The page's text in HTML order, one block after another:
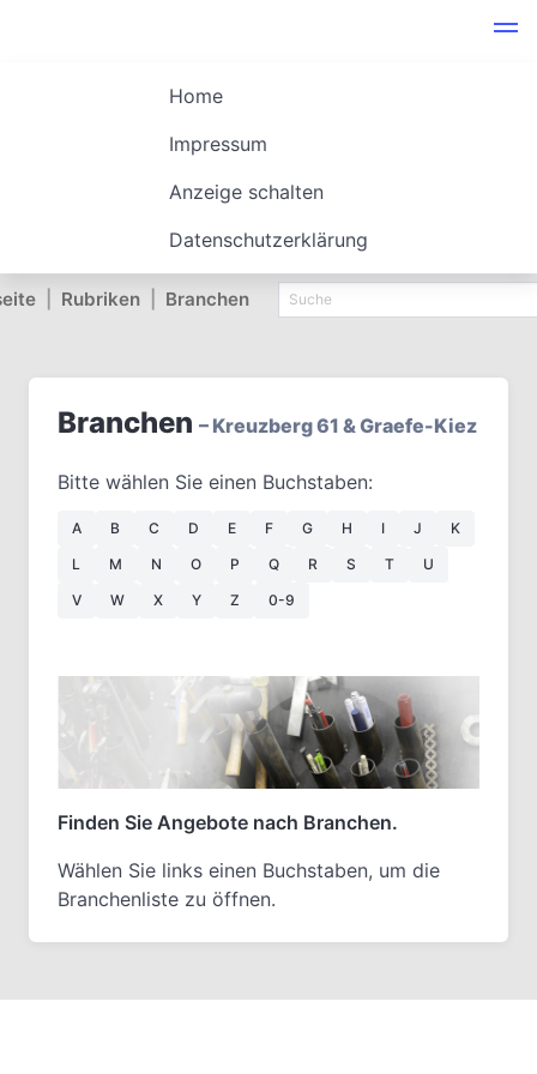
Home
Impressum
Anzeige schalten
Datenschutzerklärung
Rubriken Branchen
Branchen – Kreuzberg 61 & Graefe-Kiez
Bitte wählen Sie einen Buchstaben:
A B C D E F G H I J
K
L
M N O P Q R S T
U
V
W X Y Z 0-9
Finden Sie Angebote nach Branchen.
Wählen Sie links einen Buchstaben, um die
Branchenliste zu öffnen.